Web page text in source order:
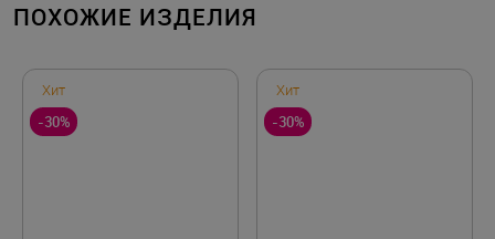
ПОХОЖИЕ ИЗДЕЛИЯ
Хит
-30%
Хит
-30%